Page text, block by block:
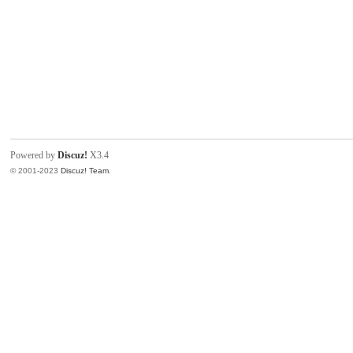
Powered byDiscuz! X3.4
© 2001-2023Discuz! Team